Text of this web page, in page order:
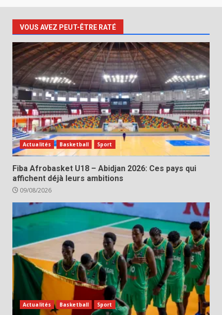
VOUS AVEZ PEUT-ÊTRE RATÉ
Actualités Basketball Sport
Fiba Afrobasket U18 – Abidjan 2026: Ces pays qui
affichent déjà leurs ambitions
09/08/2026
Actualités Basketball Sport